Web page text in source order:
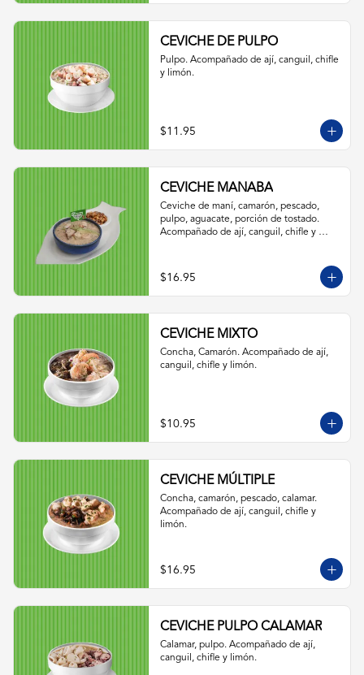
CEVICHE DE PULPO
Pulpo. Acompañado de ají, canguil, chifle
y limón.
$11.95
CEVICHE MANABA
Ceviche de maní, camarón, pescado,
pulpo, aguacate, porción de tostado.
Acompañado de ají, canguil, chifle y
$16.95
CEVICHE MIXTO
Concha, Camarón. Acompañado de ají,
canguil, chifle y limón.
$10.95
CEVICHE MÚLTIPLE
Concha, camarón, pescado, calamar.
Acompañado de ají, canguil, chifle y
limón.
$16.95
CEVICHE PULPO CALAMAR
Calamar, pulpo. Acompañado de ají,
canguil, chifle y limón.